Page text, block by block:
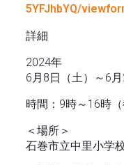
5YFJhbYQ/
詳細
2024年
6月8日（土）～6
時間：9時～16時
＜場所＞
石巻市立中里小学